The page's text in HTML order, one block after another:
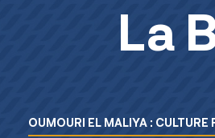
La
Menu L’essentiel de la BIAT
OUMOURI EL MALIYA : CULTURE